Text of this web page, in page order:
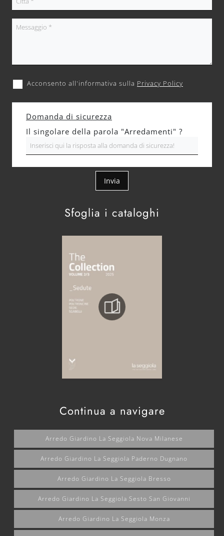
Sfoglia i cataloghi
Continua a navigare
Arredo Giardino La Seggiola Nova Milanese
Arredo Giardino La Seggiola Paderno Dugnano
Arredo Giardino La Seggiola Bresso
Arredo Giardino La Seggiola Sesto San Giovanni
Arredo Giardino La Seggiola Monza
Acconsento all'informativa sulla Privacy Policy
Domanda di sicurezza
Il singolare della parola "Arredamenti" ?
Invia